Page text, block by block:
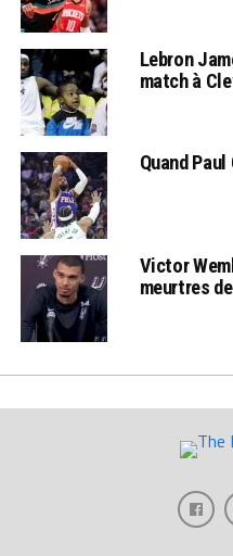
Lebron
match à
Quand
Victor
meurtres de